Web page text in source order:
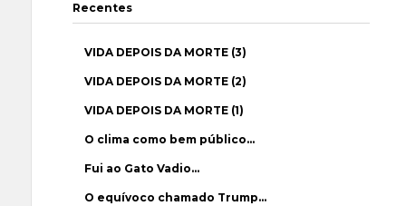
Recentes
VIDA DEPOIS DA MORTE (3)
VIDA DEPOIS DA MORTE (2)
VIDA DEPOIS DA MORTE (1)
O clima como bem público…
Fui ao Gato Vadio…
O equívoco chamado Trump…